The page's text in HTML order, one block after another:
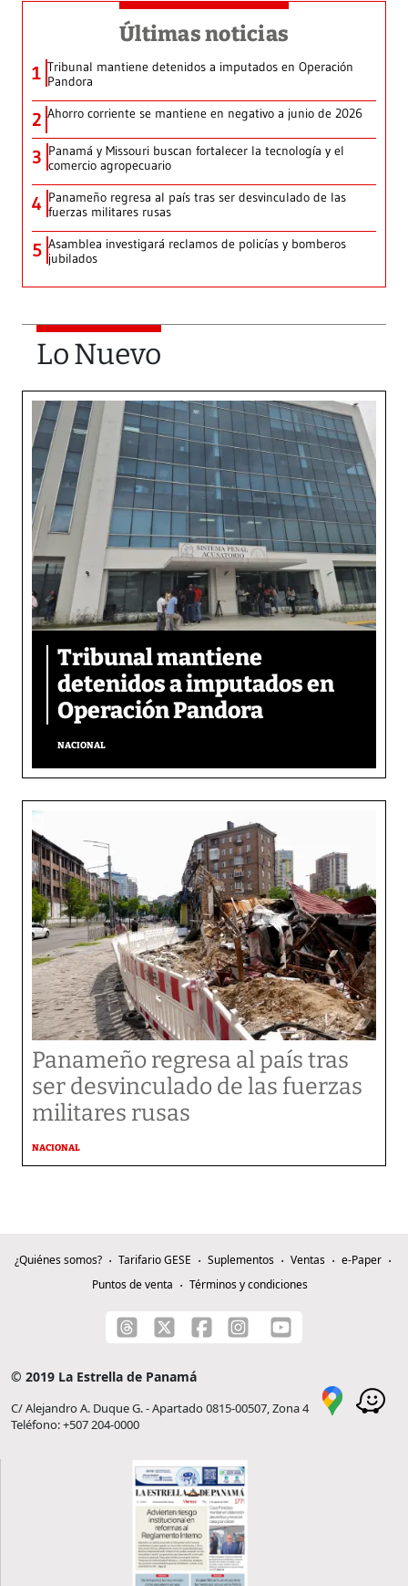
Últimas noticias
1 Tribunal mantiene detenidos a imputados en Operación
Pandora
2 Ahorro corriente se mantiene en negativo a junio de 2026
3 Panamá y Missouri buscan fortalecer la tecnología y el
comercio agropecuario
4 Panameño regresa al país tras ser desvinculado de las
fuerzas militares rusas
5 Asamblea investigará reclamos de policías y bomberos
jubilados
Lo Nuevo
Tribunal mantiene
detenidos a imputados en
Operación Pandora
NACIONAL
Panameño regresa al país tras
ser desvinculado de las fuerzas
militares rusas
NACIONAL
¿Quiénes somos? Tarifario GESE Suplementos Ventas
e-Paper
Puntos de venta
Términos y condiciones
© 2019 La Estrella de Panamá
C/ Alejandro A. Duque G. - Apartado 0815-00507, Zona 4
Teléfono: +507 204-0000